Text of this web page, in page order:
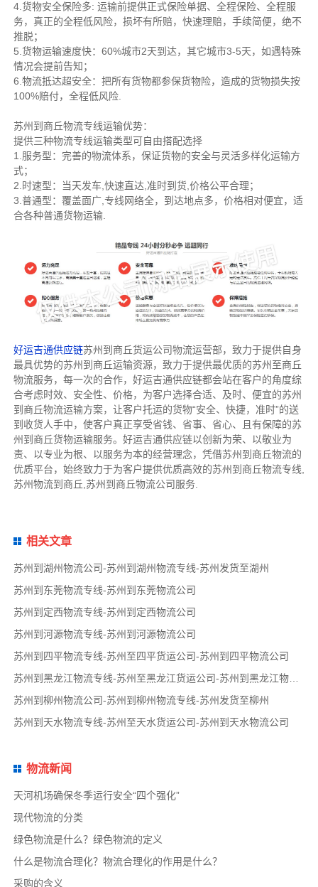
4.货物安全保险多: 运输前提供正式保险单据、全程保险、全程服
务，真正的全程低风险，损坏有所赔，快速理赔，手续简便，绝不
推脱；
5.货物运输速度快：60%城市2天到达，其它城市3-5天，如遇特殊
情况会提前告知；
6.物流抵达超安全：把所有货物都参保货物险，造成的货物损失按
100%赔付，全程低风险.
苏州到商丘物流专线运输优势：
提供三种物流专线运输类型可自由搭配选择
1.服务型：完善的物流体系，保证货物的安全与灵活多样化运输方
式；
2.时速型：当天发车,快速直达,准时到货,价格公平合理；
3.普通型：覆盖面广,专线网络全，到达地点多，价格相对便宜，适
合各种普通货物运输.
好运吉通供应链苏州到商丘货运公司物流运营部，致力于提供自身
最具优势的苏州到商丘运输资源，致力于提供最优质的苏州至商丘
物流服务，每一次的合作，好运吉通供应链都会站在客户的角度综
合考虑时效、安全性、价格，为客户选择合适、及时、便宜的苏州
到商丘物流运输方案，让客户托运的货物“安全、快捷，准时”的送
到收货人手中，使客户真正享受省钱、省事、省心、且有保障的苏
州到商丘货物运输服务。好运吉通供应链以创新为荣、以敬业为
责、以专业为根、以服务为本的经营理念，凭借苏州到商丘物流的
优质平台，始终致力于为客户提供优质高效的苏州到商丘物流专线,
苏州物流到商丘,苏州到商丘物流公司服务.
相关文章
苏州到湖州物流公司-苏州到湖州物流专线-苏州发货至湖州
苏州到东莞物流专线-苏州到东莞物流公司
苏州到定西物流专线-苏州到定西物流公司
苏州到河源物流专线-苏州到河源物流公司
苏州到四平物流专线-苏州至四平货运公司-苏州到四平物流公司
苏州到黑龙江物流专线-苏州至黑龙江货运公司-苏州到黑龙江物流公司
苏州到柳州物流公司-苏州到柳州物流专线-苏州发货至柳州
苏州到天水物流专线-苏州至天水货运公司-苏州到天水物流公司
物流新闻
天河机场确保冬季运行安全“四个强化”
现代物流的分类
绿色物流是什么？绿色物流的定义
什么是物流合理化？物流合理化的作用是什么？
采购的含义